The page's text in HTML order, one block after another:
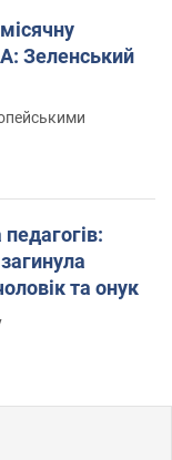
Зеленський
та онук